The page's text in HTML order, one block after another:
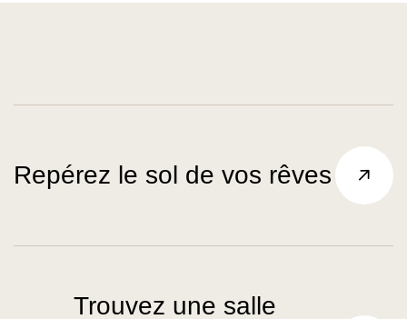
Repérez le sol de vos rêves
Trouvez une salle